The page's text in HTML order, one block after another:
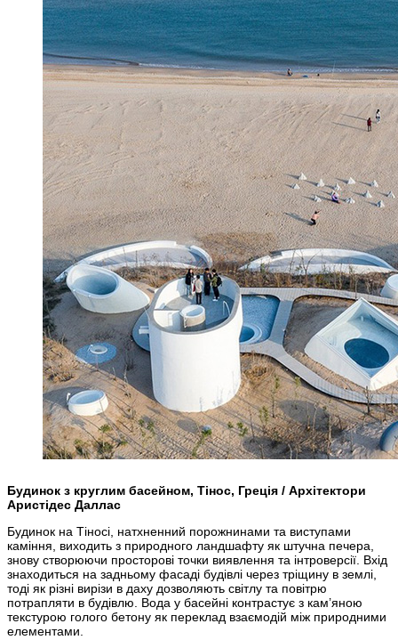
Будинок з круглим басейном, Тінос, Греція / Архітектори
Аристідес Даллас
Будинок на Тіносі, натхненний порожнинами та виступами
каміння, виходить з природного ландшафту як штучна печера,
знову створюючи просторові точки виявлення та інтроверсії. Вхід
знаходиться на задньому фасаді будівлі через тріщину в землі,
тоді як різні вирізи в даху дозволяють світлу та повітрю
потрапляти в будівлю. Вода у басейні контрастує з кам’яною
текстурою голого бетону як переклад взаємодій між природними
елементами.